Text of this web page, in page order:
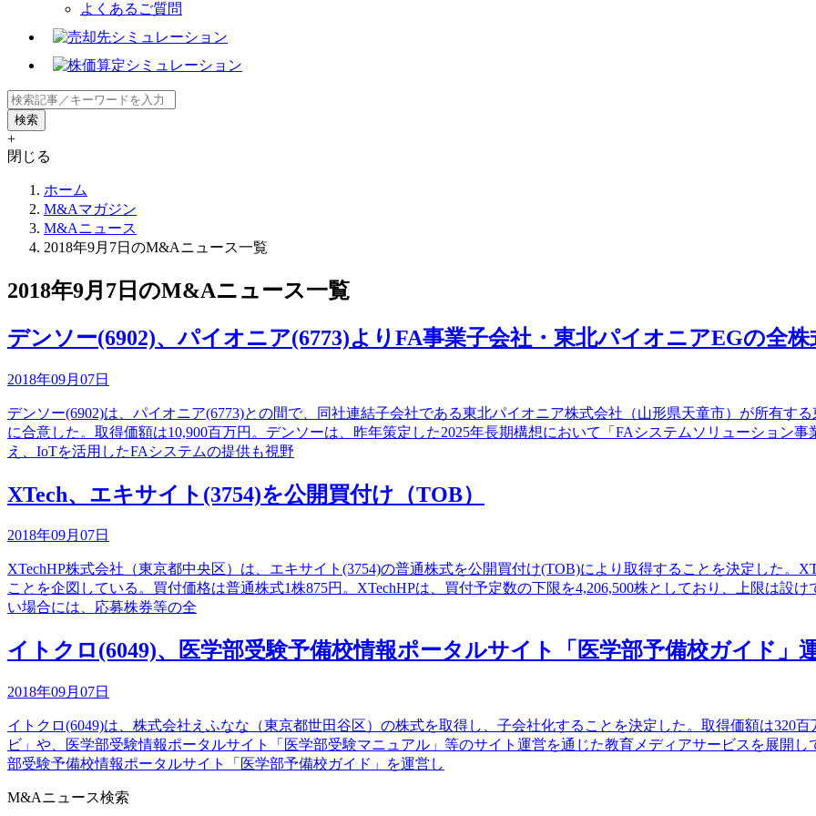
よくあるご質問
+
閉じる
ホーム
M&Aマガジン
M&Aニュース
2018年9月7日のM&Aニュース一覧
2018年9月7日のM&Aニュース一覧
デンソー(6902)、パイオニア(6773)よりFA事業子会社・東北パイオニアEGの全株
2018年09月07日
デンソー(6902)は、パイオニア(6773)との間で、同社連結子会社である東北パイオニア株式会社（山形県天童市）が所有す
に合意した。取得価額は10,900百万円。デンソーは、昨年策定した2025年長期構想において「FAシステムソリューション
え、IoTを活用したFAシステムの提供も視野
XTech、エキサイト(3754)を公開買付け（TOB）
2018年09月07日
XTechHP株式会社（東京都中央区）は、エキサイト(3754)の普通株式を公開買付け(TOB)により取得することを決定した。
ことを企図している。買付価格は普通株式1株875円。XTechHPは、買付予定数の下限を4,206,500株としており、上限は設
い場合には、応募株券等の全
イトクロ(6049)、医学部受験予備校情報ポータルサイト「医学部予備校ガイド」
2018年09月07日
イトクロ(6049)は、株式会社えふなな（東京都世田谷区）の株式を取得し、子会社化することを決定した。取得価額は320
ビ」や、医学部受験情報ポータルサイト「医学部受験マニュアル」等のサイト運営を通じた教育メディアサービスを展開
部受験予備校情報ポータルサイト「医学部予備校ガイド」を運営し
M&Aニュース検索